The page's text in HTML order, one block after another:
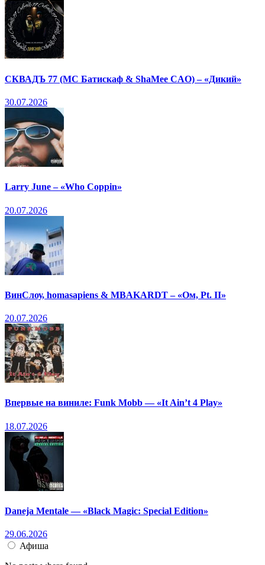
СКВАДЪ 77 (МС Батискаф & ShaMee CAO) – «Дикий»
30.07.2026
Larry June – «Who Coppin»
20.07.2026
ВинСлоу, homasapiens & MBAKARDT – «Ом, Pt. II»
20.07.2026
Впервые на виниле: Funk Mobb — «It Ain’t 4 Play»
18.07.2026
Daneja Mentale — «Black Magic: Special Edition»
29.06.2026
Афиша